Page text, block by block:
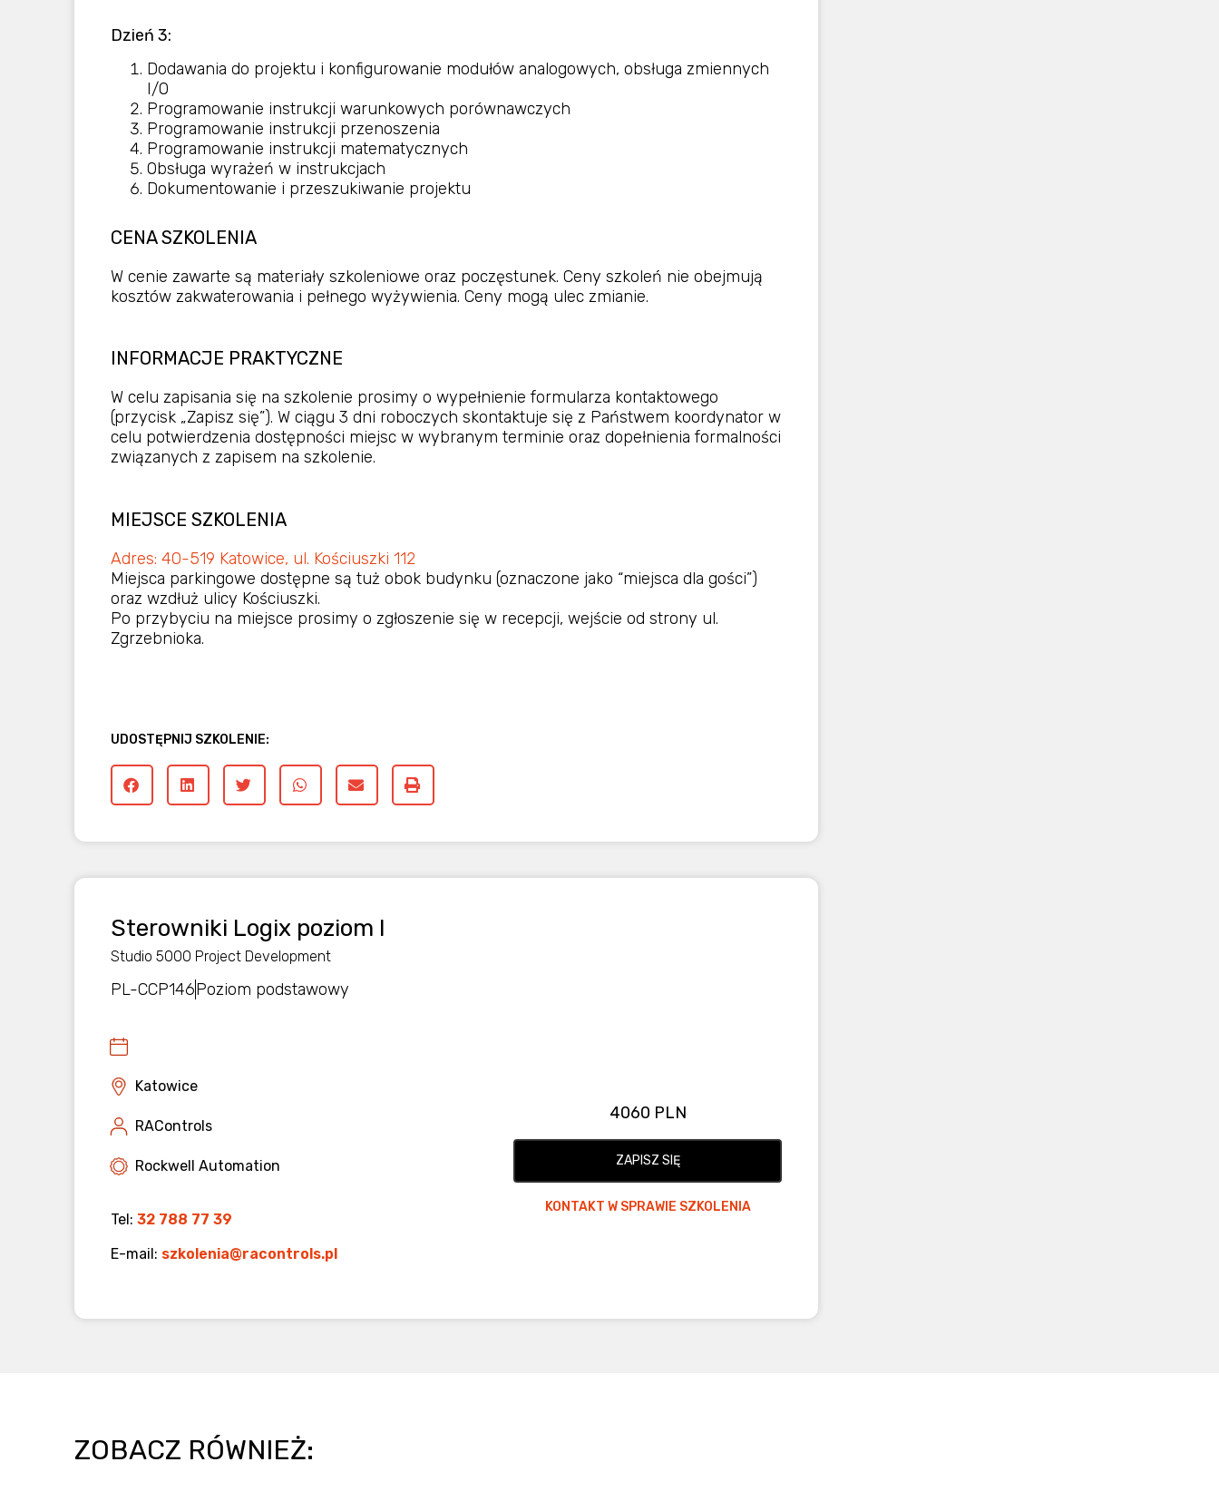
Dzień 3:
Dodawania do projektu i konfigurowanie modułów analogowych, obsługa zmiennych
I/O
Programowanie instrukcji warunkowych porównawczych
Programowanie instrukcji przenoszenia
Programowanie instrukcji matematycznych
Obsługa wyrażeń w instrukcjach
Dokumentowanie i przeszukiwanie projektu
CENA SZKOLENIA
W cenie zawarte są materiały szkoleniowe oraz poczęstunek. Ceny szkoleń nie obejmują
kosztów zakwaterowania i pełnego wyżywienia. Ceny mogą ulec zmianie.
INFORMACJE PRAKTYCZNE
W celu zapisania się na szkolenie prosimy o wypełnienie formularza kontaktowego
(przycisk „Zapisz się”). W ciągu 3 dni roboczych skontaktuje się z Państwem koordynator w
celu potwierdzenia dostępności miejsc w wybranym terminie oraz dopełnienia formalności
związanych z zapisem na szkolenie.
MIEJSCE SZKOLENIA
Adres: 40-519 Katowice, ul. Kościuszki 112
Miejsca parkingowe dostępne są tuż obok budynku (oznaczone jako “miejsca dla gości”)
oraz wzdłuż ulicy Kościuszki.
Po przybyciu na miejsce prosimy o zgłoszenie się w recepcji, wejście od strony ul.
Zgrzebnioka.
UDOSTĘPNIJ SZKOLENIE:
Sterowniki Logix poziom I
Studio 5000 Project Development
PL-CCP146Poziom podstawowy
Katowice
RAControls
Rockwell Automation
Tel: 32 788 77 39
E-mail: szkolenia@racontrols.pl
4060 PLN
ZAPISZ SIĘ
KONTAKT W SPRAWIE SZKOLENIA
ZOBACZ RÓWNIEŻ: